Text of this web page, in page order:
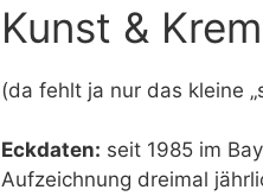
Kunst &
(da fehlt ja nur das kleine
Eckdaten: seit 1985 im
Aufzeichnung dreimal